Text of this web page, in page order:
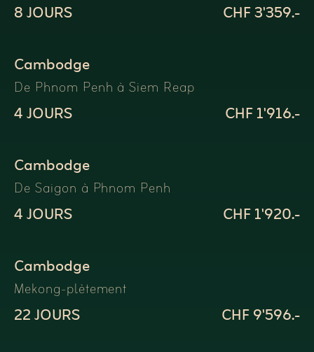
8 JOURS
CHF 3'359.-
Cambodge
De Phnom Penh à Siem Reap
4 JOURS
CHF 1'916.-
Cambodge
De Saigon à Phnom Penh
4 JOURS
CHF 1'920.-
Cambodge
Mekong-plètement
22 JOURS CHF 9'596.-